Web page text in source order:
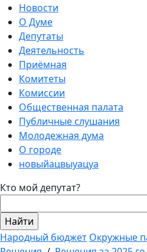
Новости
О Думе
Депутаты
Деятельность
Приёмная
Комитеты
Комиссии
Общественная палата
Публичные слушания
Молодежная дума
О городе
новыйацвыуацуа
Кто мой депутат?
Народный бюджет Окружные